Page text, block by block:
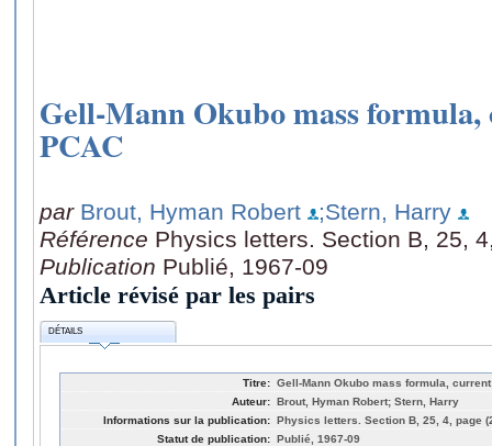
Gell-Mann Okubo mass
PCAC
par Brout, Hyman Robert
;Stern, Harry
Référence Physics letters. Section B, 25,
Publication Publié, 1967-09
Article révisé par les pairs
DÉTAILS
Titre: Gell-Mann Okubo mass formula,
Auteur: Brout, Hyman Robert; Stern, Harry
Informations sur la publication: Physics letters. Section B, 25, 4, page
Statut de publication: Publié, 1967-09